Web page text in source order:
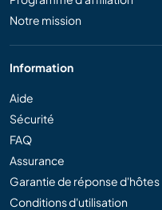
Notre mission
Information
Aide
Sécurité
FAQ
Assurance
Garantie de réponse d'hôtes
Conditions d'utilisation